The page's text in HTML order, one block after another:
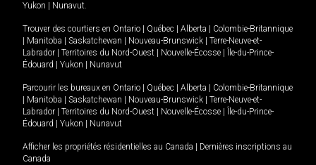
Yukon
Nunavut.
Trouver des courtiers en Ontario Québec Alberta
Colombie-Britannique
Manitoba Saskatchewan Nouveau-Brunswick
Terre-Neuve-et-
Labrador
Territoires du Nord-Ouest Nouvelle-Écosse
Île-du-Prince-
Édouard
Yukon Nunavut
Parcourir les bureaux en Ontario Québec Alberta
Colombie-Britannique
Manitoba Saskatchewan Nouveau-Brunswick
Terre-Neuve-et-
Labrador
Territoires du Nord-Ouest Nouvelle-Écosse
Île-du-Prince-
Édouard
Yukon Nunavut
Afficher les propriétés résidentielles au Canada
Dernières inscriptions au
Canada